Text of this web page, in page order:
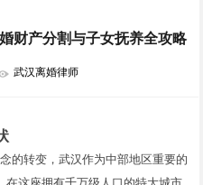
财产分割与子女抚养全攻略
武汉离婚律师
的转变，武汉作为中部地区重要的